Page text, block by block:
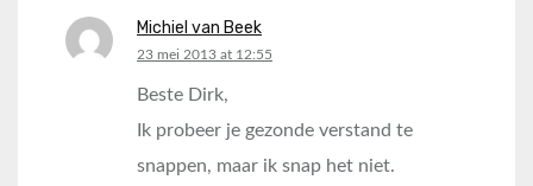
Michiel van Beek
says:
23 mei 2013 at 12:55
Beste Dirk,
Ik probeer je gezonde verstand te
snappen, maar ik snap het niet.